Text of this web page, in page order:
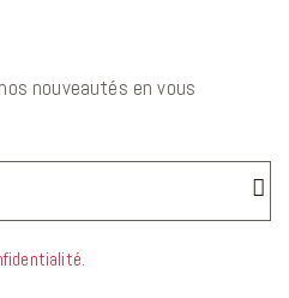
nouveautés en vous